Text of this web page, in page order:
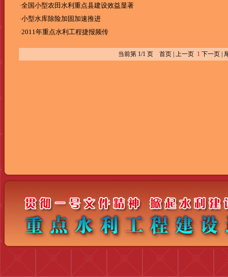
·全国小型农田水利重点县建设效益显著
·小型水库除险加固加速推进
·2011年重点水利工程捷报频传
当前第 1/1 页 首页 | 上一页 1下一页 |